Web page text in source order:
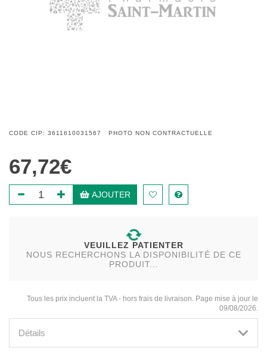
CODE CIP: 3611610031567 PHOTO NON CONTRACTUELLE
67,72€
AJOUTER
VEUILLEZ PATIENTER
NOUS RECHERCHONS LA DISPONIBILITÉ DE CE
PRODUIT...
Tous les prix incluent la TVA - hors frais de livraison. Page mise à jour le
09/08/2026.
Détails